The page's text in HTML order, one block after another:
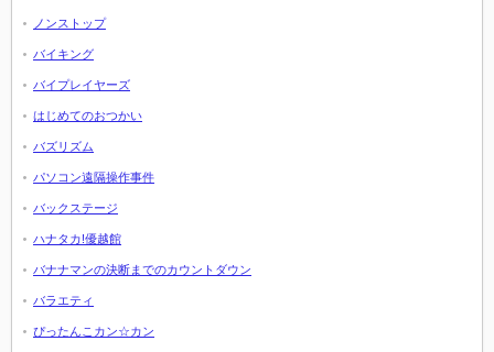
ノンストップ
バイキング
バイプレイヤーズ
はじめてのおつかい
バズリズム
パソコン遠隔操作事件
バックステージ
ハナタカ!優越館
バナナマンの決断までのカウントダウン
バラエティ
ぴったんこカン☆カン